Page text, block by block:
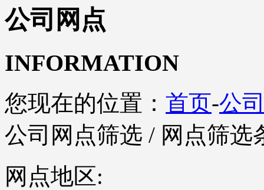
公司网点
INFORMATION
您现在的位置： 首页-公
公司网点筛选 / 网点筛选
网点地区: